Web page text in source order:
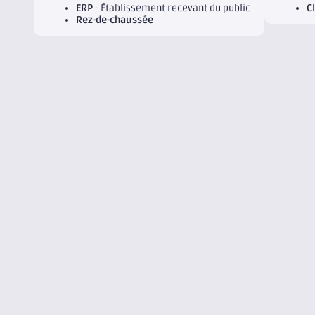
ERP- Établissement recevant du public
Rez-de-chaussée